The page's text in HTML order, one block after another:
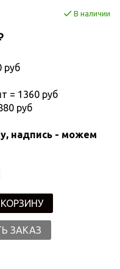
В наличии
руб
= 1360 руб
руб
надпись - можем
ЗАКАЗ